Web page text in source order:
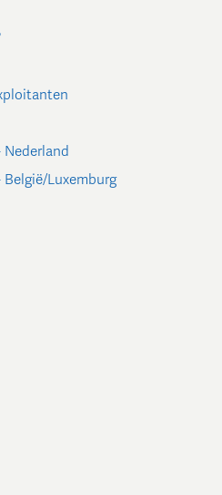
Luxemburg